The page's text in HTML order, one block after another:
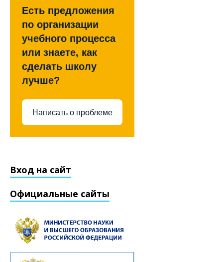
Есть предложения
по организации
учебного процесса
или знаете, как
сделать школу
лучше?
Написать о проблеме
Вход на сайт
Официальные сайты